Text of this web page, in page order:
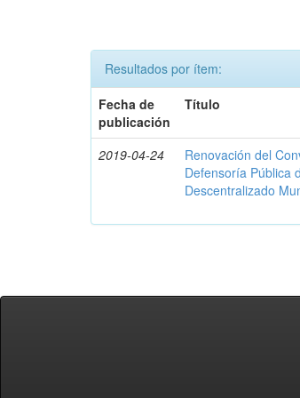
Resultados por ítem:
Fecha de
publicación
Título
2019-04-24
Renovación del
Defensoría Pública
Descentralizado